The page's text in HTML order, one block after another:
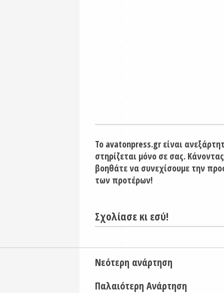
Το avatonpress.gr είναι
στηρίζεται μόνο σε σας.
βοηθάτε να συνεχίσουμε την
των προτέρων!
Σχολίασε κι εσύ!
Νεότερη ανάρτηση
Παλαιότερη Ανάρτηση